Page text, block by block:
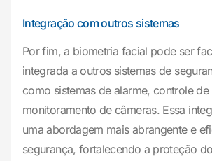
Integração com outros sistemas
Por fim, a biometria facial pode ser
integrada a outros sistemas de
como sistemas de alarme, controle
monitoramento de câmeras. Essa
uma abordagem mais abrangente e
segurança, fortalecendo a proteção